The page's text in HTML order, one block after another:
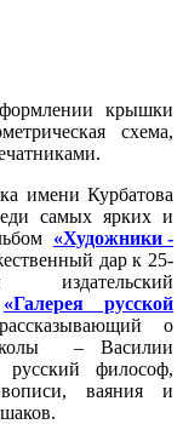
крышки
схема,
имени Курбатова
самых ярких и
«Художники -
дар к 25-
«Галерея русской
о
школы – Василии
философ,
ваяния и